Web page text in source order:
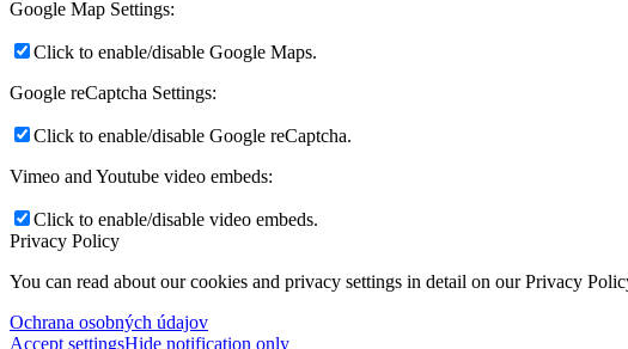
Google Map Settings:
Click to enable/disable Google Maps.
Google reCaptcha Settings:
Click to enable/disable Google reCaptcha.
Vimeo and Youtube video embeds:
Click to enable/disable video embeds.
Privacy Policy
You can read about our cookies and privacy settings in detail on our Privacy
Ochrana osobných údajov
Accept settingsHide notification only